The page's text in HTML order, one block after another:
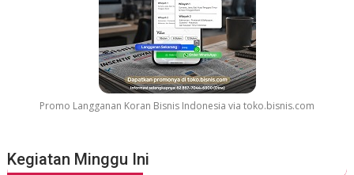
Promo Langganan Koran Bisnis Indonesia via toko.bisnis.com
Kegiatan Minggu Ini